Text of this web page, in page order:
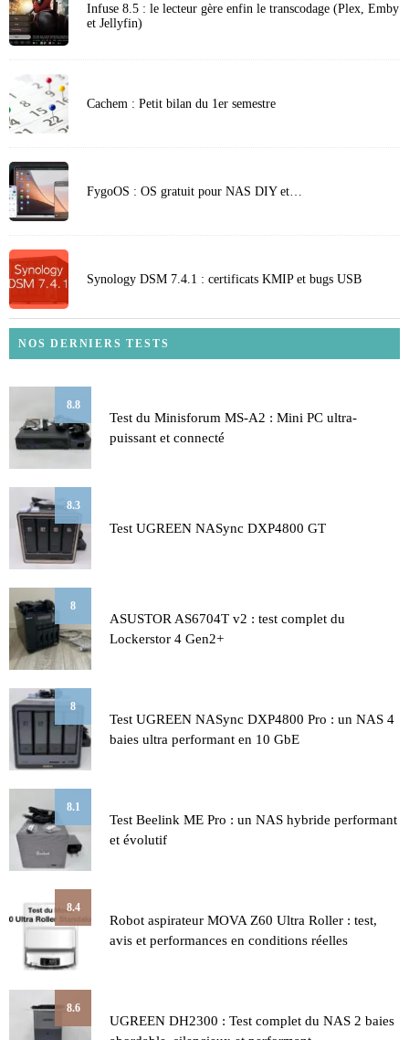
Infuse 8.5 : le lecteur gère enfin le transcodage (Plex, Emby
et Jellyfin)
Cachem : Petit bilan du 1er semestre
FygoOS : OS gratuit pour NAS DIY et…
Synology DSM 7.4.1 : certificats KMIP et bugs USB
NOS DERNIERS TESTS
8.8
Test du Minisforum MS-A2 : Mini PC ultra-
puissant et connecté
8.3
Test UGREEN NASync DXP4800 GT
8
ASUSTOR AS6704T v2 : test complet du
Lockerstor 4 Gen2+
8
Test UGREEN NASync DXP4800 Pro : un NAS 4
baies ultra performant en 10 GbE
8.1
Test Beelink ME Pro : un NAS hybride performant
et évolutif
8.4
Robot aspirateur MOVA Z60 Ultra Roller : test,
avis et performances en conditions réelles
8.6
UGREEN DH2300 : Test complet du NAS 2 baies